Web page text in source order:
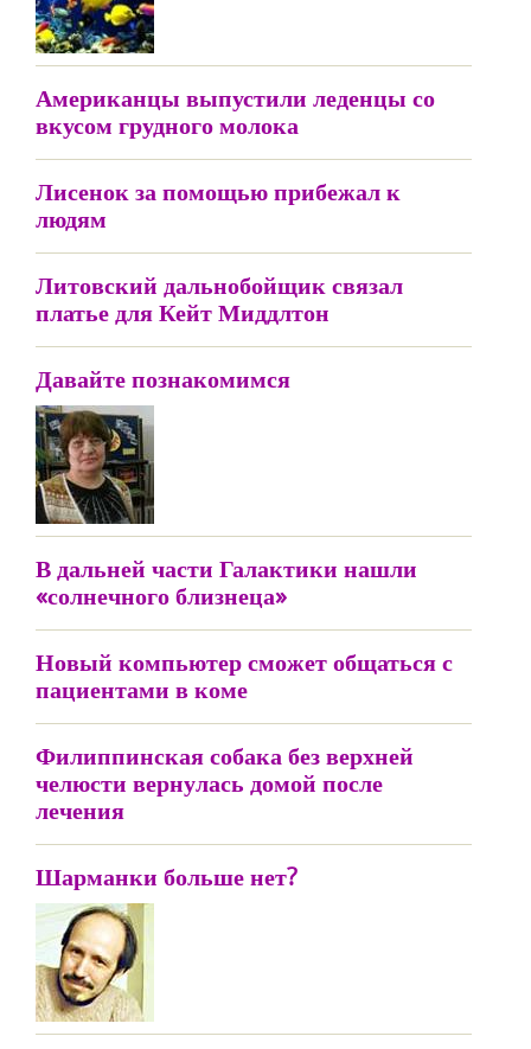
Американцы выпустили леденцы со
вкусом грудного молока
Лисенок за помощью прибежал к
людям
Литовский дальнобойщик связал
платье для Кейт Миддлтон
Давайте познакомимся
В дальней части Галактики нашли
«солнечного близнеца»
Новый компьютер сможет общаться с
пациентами в коме
Филиппинская собака без верхней
челюсти вернулась домой после
лечения
Шарманки больше нет?